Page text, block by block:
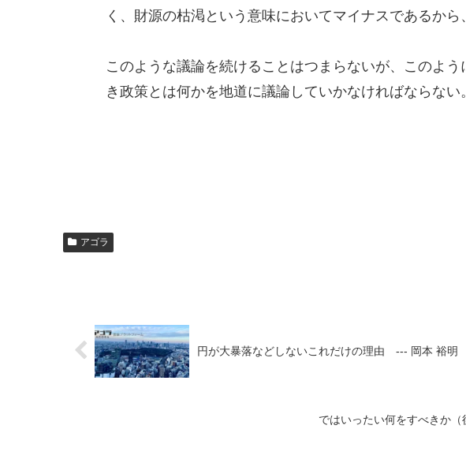
く、財源の枯渇という意味においてマイナスであるから
このような議論を続けることはつまらないが、このよ
き政策とは何かを地道に議論していかなければならない。
アゴラ
円が大暴落などしないこれだけの理由 --- 岡本 裕明
ではいったい何をすべきか